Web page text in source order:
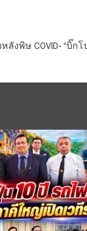
ลังพิษ COVID-“บิ๊กโ